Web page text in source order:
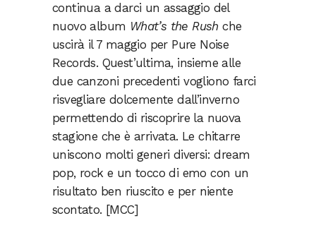
continua a darci un assaggio del
nuovo album What’s the Rush che
uscirà il 7 maggio per Pure Noise
Records. Quest’ultima, insieme alle
due canzoni precedenti vogliono farci
risvegliare dolcemente dall’inverno
permettendo di riscoprire la nuova
stagione che è arrivata. Le chitarre
uniscono molti generi diversi: dream
pop, rock e un tocco di emo con un
risultato ben riuscito e per niente
scontato. [MCC]